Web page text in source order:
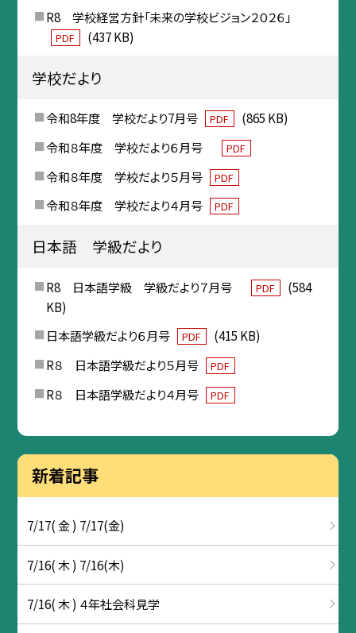
R8 学校経営方針「未来の学校ビジョン２０２６」
PDF (437 KB)
学校だより
令和8年度 学校だより7月号 PDF
(865 KB)
令和８年度 学校だより６月号
PDF
令和８年度 学校だより５月号 PDF
令和８年度 学校だより４月号 PDF
日本語 学級だより
R8 日本語学級 学級だより７月号 PDF
(584
KB)
日本語学級だより６月号
PDF
(415 KB)
R８ 日本語学級だより５月号
PDF
R８ 日本語学級だより４月号 PDF
新着記事
7/17( 金 ) 7/17(金)
7/16( 木 ) 7/16(木)
7/16( 木 ) ４年社会科見学